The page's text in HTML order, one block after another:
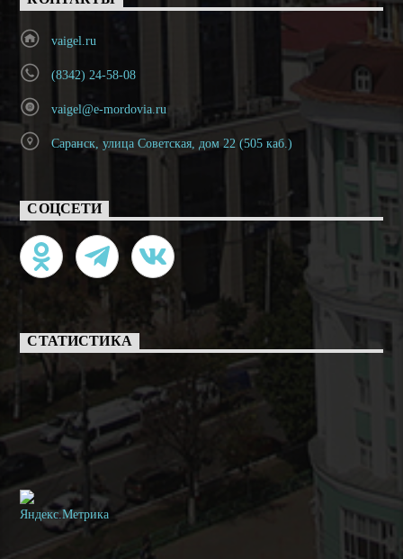
vaigel.ru
(8342) 24-58-08
vaigel@e-mordovia.ru
Саранск, улица Советская, дом 22 (505 каб.)
СОЦСЕТИ
СТАТИСТИКА